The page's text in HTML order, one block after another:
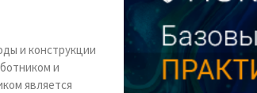
и конструкции
и
является